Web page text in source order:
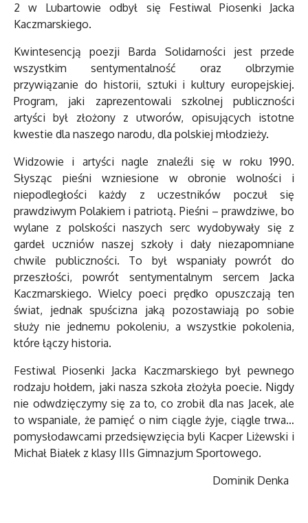
2 w Lubartowie odbył się Festiwal Piosenki Jacka
Kaczmarskiego.
Kwintesencją poezji Barda Solidarności jest przede
wszystkim sentymentalność oraz olbrzymie
przywiązanie do historii, sztuki i kultury europejskiej.
Program, jaki zaprezentowali szkolnej publiczności
artyści był złożony z utworów, opisujących istotne
kwestie dla naszego narodu, dla polskiej młodzieży.
Widzowie i artyści nagle znaleźli się w roku 1990.
Słysząc pieśni wzniesione w obronie wolności i
niepodległości każdy z uczestników poczuł się
prawdziwym Polakiem i patriotą. Pieśni – prawdziwe, bo
wylane z polskości naszych serc wydobywały się z
gardeł uczniów naszej szkoły i dały niezapomniane
chwile publiczności. To był wspaniały powrót do
przeszłości, powrót sentymentalnym sercem Jacka
Kaczmarskiego. Wielcy poeci prędko opuszczają ten
świat, jednak spuścizna jaką pozostawiają po sobie
służy nie jednemu pokoleniu, a wszystkie pokolenia,
które łączy historia.
Festiwal Piosenki Jacka Kaczmarskiego był pewnego
rodzaju hołdem, jaki nasza szkoła złożyła poecie. Nigdy
nie odwdzięczymy się za to, co zrobił dla nas Jacek, ale
to wspaniale, że pamięć o nim ciągle żyje, ciągle trwa…
pomysłodawcami przedsięwzięcia byli Kacper Liżewski i
Michał Białek z klasy IIIs Gimnazjum Sportowego.
Dominik Denka